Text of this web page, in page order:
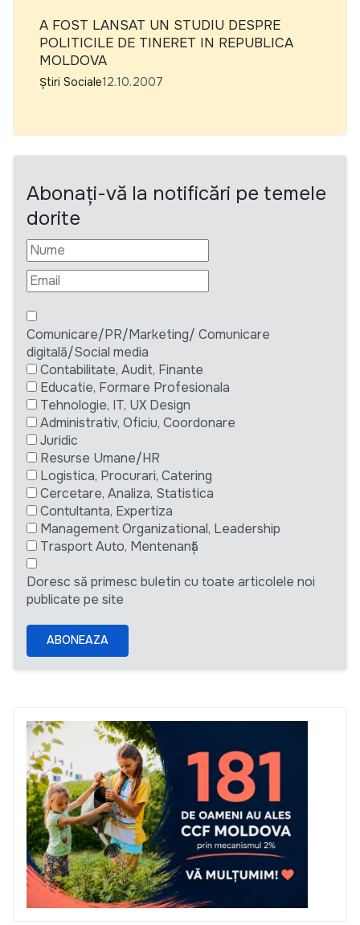
A FOST LANSAT UN STUDIU DESPRE
POLITICILE DE TINERET IN REPUBLICA
MOLDOVA
Știri Sociale12.10.2007
Abonați-vă la notificări pe temele
dorite
Comunicare/PR/Marketing/ Comunicare
digitală/Social media
Contabilitate, Audit, Finante
Educatie, Formare Profesionala
Tehnologie, IT, UX Design
Administrativ, Oficiu, Coordonare
Juridic
Resurse Umane/HR
Logistica, Procurari, Catering
Cercetare, Analiza, Statistica
Contultanta, Expertiza
Management Organizational, Leadership
Trasport Auto, Mentenanță
Doresc să primesc buletin cu toate articolele noi
publicate pe site
ABONEAZA